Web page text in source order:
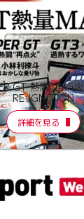
GT 熱闘“再点
RE:IGNITION
詳細を見る